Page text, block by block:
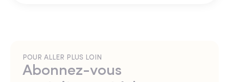
POUR ALLER PLUS LOIN
Abonnez-vous